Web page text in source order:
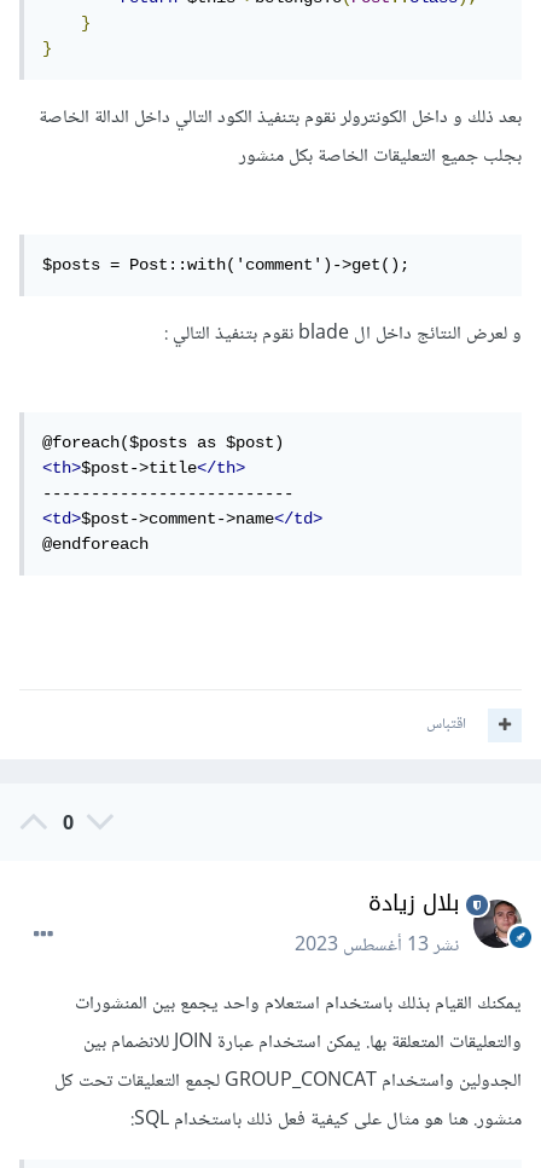
}
}
بعد ذلك و داخل الكونترولر نقوم بتنفيذ الكود التالي داخل الدالة الخاصة
بجلب جميع التعليقات الخاصة بكل منشور
$posts = Post::with('comment')->get();
و لعرض النتائج داخل ال blade نقوم بتنفيذ التالي
<th>$post->title</th>
<td>$post->comment->name</td>
@endforeach
اقتباس
0
بلال زيادة
نشر13 أغسطس 2023
يمكنك القيام بذلك باستخدام استعلام واحد يجمع بين المنشورات
والتعليقات المتعلقة بها. يمكن استخدام عبارة JOIN للانضمام بين
الجدولين واستخدام GROUP_CONCAT لجمع التعليقات تحت كل
منشور. هنا هو مثال على كيفية فعل ذلك باستخدام SQL: